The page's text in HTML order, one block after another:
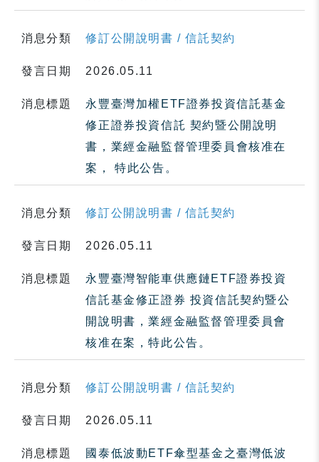
消息分類 修訂公開說明書 / 信託契約
發言日期 2026.05.11
消息標題
永豐臺灣加權ETF證券投資信託基金
修正證券投資信託 契約暨公開說明
書，業經金融監督管理委員會核准在
案， 特此公告。
消息分類 修訂公開說明書 / 信託契約
發言日期 2026.05.11
消息標題
永豐臺灣智能車供應鏈ETF證券投資
信託基金修正證券 投資信託契約暨公
開說明書，業經金融監督管理委員會
核准在案，特此公告。
消息分類 修訂公開說明書 / 信託契約
發言日期 2026.05.11
消息標題
國泰低波動ETF傘型基金之臺灣低波